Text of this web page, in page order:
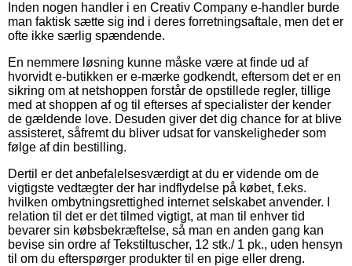
Inden nogen handler i en Creativ Company e-handler burde
man faktisk sætte sig ind i deres forretningsaftale, men det er
ofte ikke særlig spændende.
En nemmere løsning kunne måske være at finde ud af
hvorvidt e-butikken er e-mærke godkendt, eftersom det er en
sikring om at netshoppen forstår de opstillede regler, tillige
med at shoppen af og til efterses af specialister der kender
de gældende love. Desuden giver det dig chance for at blive
assisteret, såfremt du bliver udsat for vanskeligheder som
følge af din bestilling.
Dertil er det anbefalelsesværdigt at du er vidende om de
vigtigste vedtægter der har indflydelse på købet, f.eks.
hvilken ombytningsrettighed internet selskabet anvender. I
relation til det er det tilmed vigtigt, at man til enhver tid
bevarer sin købsbekræftelse, så man en anden gang kan
bevise sin ordre af Tekstiltuscher, 12 stk./ 1 pk., uden hensyn
til om du efterspørger produkter til en pige eller dreng.